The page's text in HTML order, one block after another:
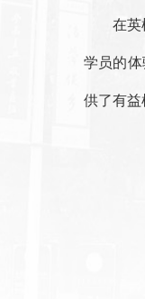
在英
学员的
供了有益